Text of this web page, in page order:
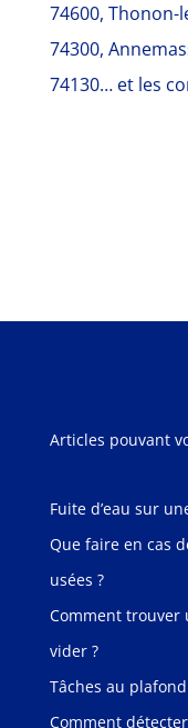
74600, Thonon-
74300,
74130… et les
Articles pouvant
Fuite d’eau sur
Que faire en cas
usées ?
Comment trouver
vider ?
Tâches au
Comment